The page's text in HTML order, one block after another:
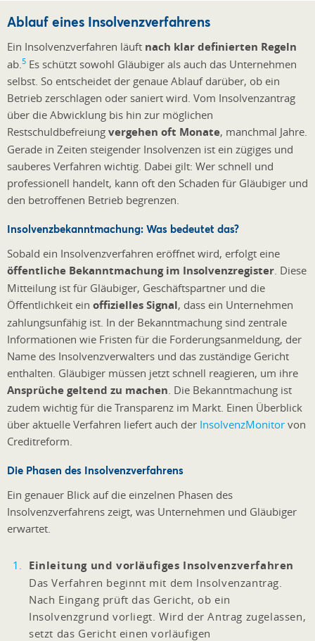
Ablauf eines Insolvenzverfahrens
Ein Insolvenzverfahren läuft nach klar definierten Regeln
ab. 5 Es schützt sowohl Gläubiger als auch das Unternehmen
selbst. So entscheidet der genaue Ablauf darüber, ob ein
Betrieb zerschlagen oder saniert wird. Vom Insolvenzantrag
über die Abwicklung bis hin zur möglichen
Restschuldbefreiung vergehen oft Monate, manchmal Jahre.
Gerade in Zeiten steigender Insolvenzen ist ein zügiges und
sauberes Verfahren wichtig. Dabei gilt: Wer schnell und
professionell handelt, kann oft den Schaden für Gläubiger und
den betroffenen Betrieb begrenzen.
Insolvenzbekanntmachung: Was bedeutet das?
Sobald ein Insolvenzverfahren eröffnet wird, erfolgt eine
öffentliche Bekanntmachung im Insolvenzregister . Diese
Mitteilung ist für Gläubiger, Geschäftspartner und die
Öffentlichkeit ein offizielles Signal, dass ein Unternehmen
zahlungsunfähig ist. In der Bekanntmachung sind zentrale
Informationen wie Fristen für die Forderungsanmeldung, der
Name des Insolvenzverwalters und das zuständige Gericht
enthalten. Gläubiger müssen jetzt schnell reagieren, um ihre
Ansprüche geltend zu machen . Die Bekanntmachung ist
zudem wichtig für die Transparenz im Markt. Einen Überblick
über aktuelle Verfahren liefert auch der InsolvenzMonitor von
Creditreform.
Die Phasen des Insolvenzverfahrens
Ein genauer Blick auf die einzelnen Phasen des
Insolvenzverfahrens zeigt, was Unternehmen und Gläubiger
erwartet.
Einleitung und vorläufiges Insolvenzverfahren
Das Verfahren beginnt mit dem Insolvenzantrag.
Nach Eingang prüft das Gericht, ob ein
Insolvenzgrund vorliegt. Wird der Antrag zugelassen,
setzt das Gericht einen vorläufigen